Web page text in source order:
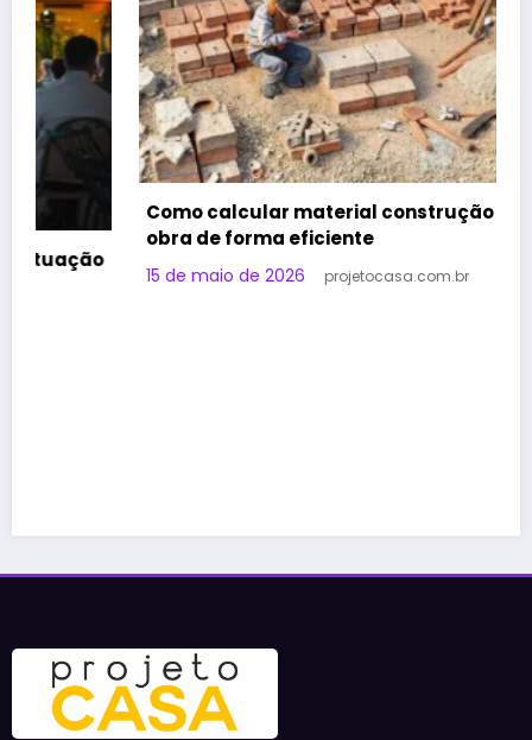
Como calcular material construção para sua
obra de forma eficiente
15 de maio de 2026 projetocasa.com.br